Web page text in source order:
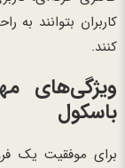
کاربران بتوانند
کنند.
ویژگی‌های
باسکول
برای موفقیت یک